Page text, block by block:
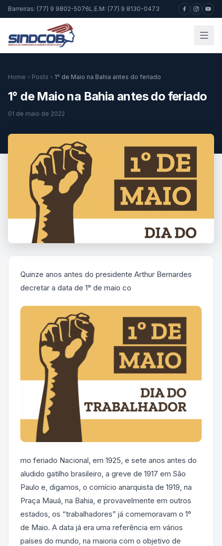
Barreiras: (77) 9 9802-5076L.E.M: (77) 9 8130-0473
Home Posts 1° de Maio na Bahia antes do feriado
1° de Maio na Bahia antes do feriado
01 de maio de 2022
Quinze anos antes do presidente Arthur Bernardes
decretar a data de 1° de maio co
mo feriado Nacional, em 1925, e sete anos antes do
aludido gatilho brasileiro, a greve de 1917 em São
Paulo e, digamos, o comício anarquista de 1919, na
Praça Mauá, na Bahia, e provavelmente em outros
estados, os “trabalhadores” já comemoravam o 1°
de Maio. A data já era uma referência em vários
países do mundo, na maioria com o objetivo de